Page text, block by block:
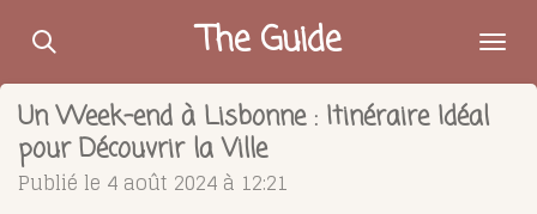
Passer
contenu
principal
The Guide
Un Week-end à Lisbonne : Itinéraire Idéal
pour Découvrir la Ville
Publié le 4 août 2024 à 12:21